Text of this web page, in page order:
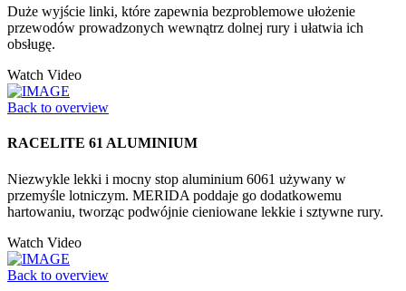
Duże wyjście linki, które zapewnia bezproblemowe ułożenie
przewodów prowadzonych wewnątrz dolnej rury i ułatwia ich
obsługę.
Watch Video
Back to overview
RACELITE 61 ALUMINIUM
Niezwykle lekki i mocny stop aluminium 6061 używany w
przemyśle lotniczym. MERIDA poddaje go dodatkowemu
hartowaniu, tworząc podwójnie cieniowane lekkie i sztywne rury.
Watch Video
Back to overview